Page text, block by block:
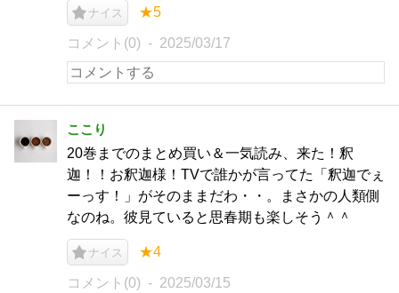
ナイス ★5
コメント(0) 2025/03/17
ここり
20巻までのまとめ買い＆一気読み、来た！釈
迦！！お釈迦様！TVで誰かが言ってた「釈迦でぇ
ーっす！」がそのままだわ・・。まさかの人類側
なのね。彼見ていると思春期も楽しそう＾＾
ナイス ★4
コメント(0) 2025/03/15